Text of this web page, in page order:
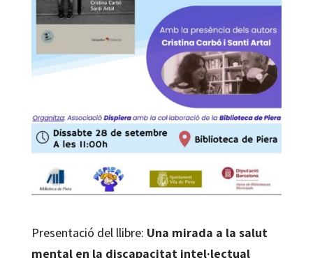
Presentació del llibre: Una mirada a la salut
mental en la discapacitat intel·lectual